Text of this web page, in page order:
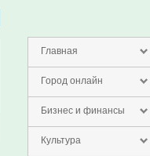
Главная
Город онлайн
Бизнес и финансы
Культура